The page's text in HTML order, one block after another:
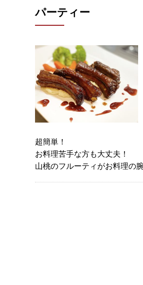
パーティー
超簡単！
お料理苦手な方も大丈夫！
山桃のフルーティがお料理の